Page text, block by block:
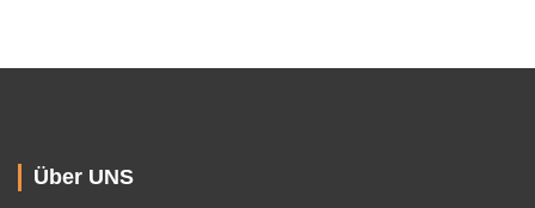
Über UNS